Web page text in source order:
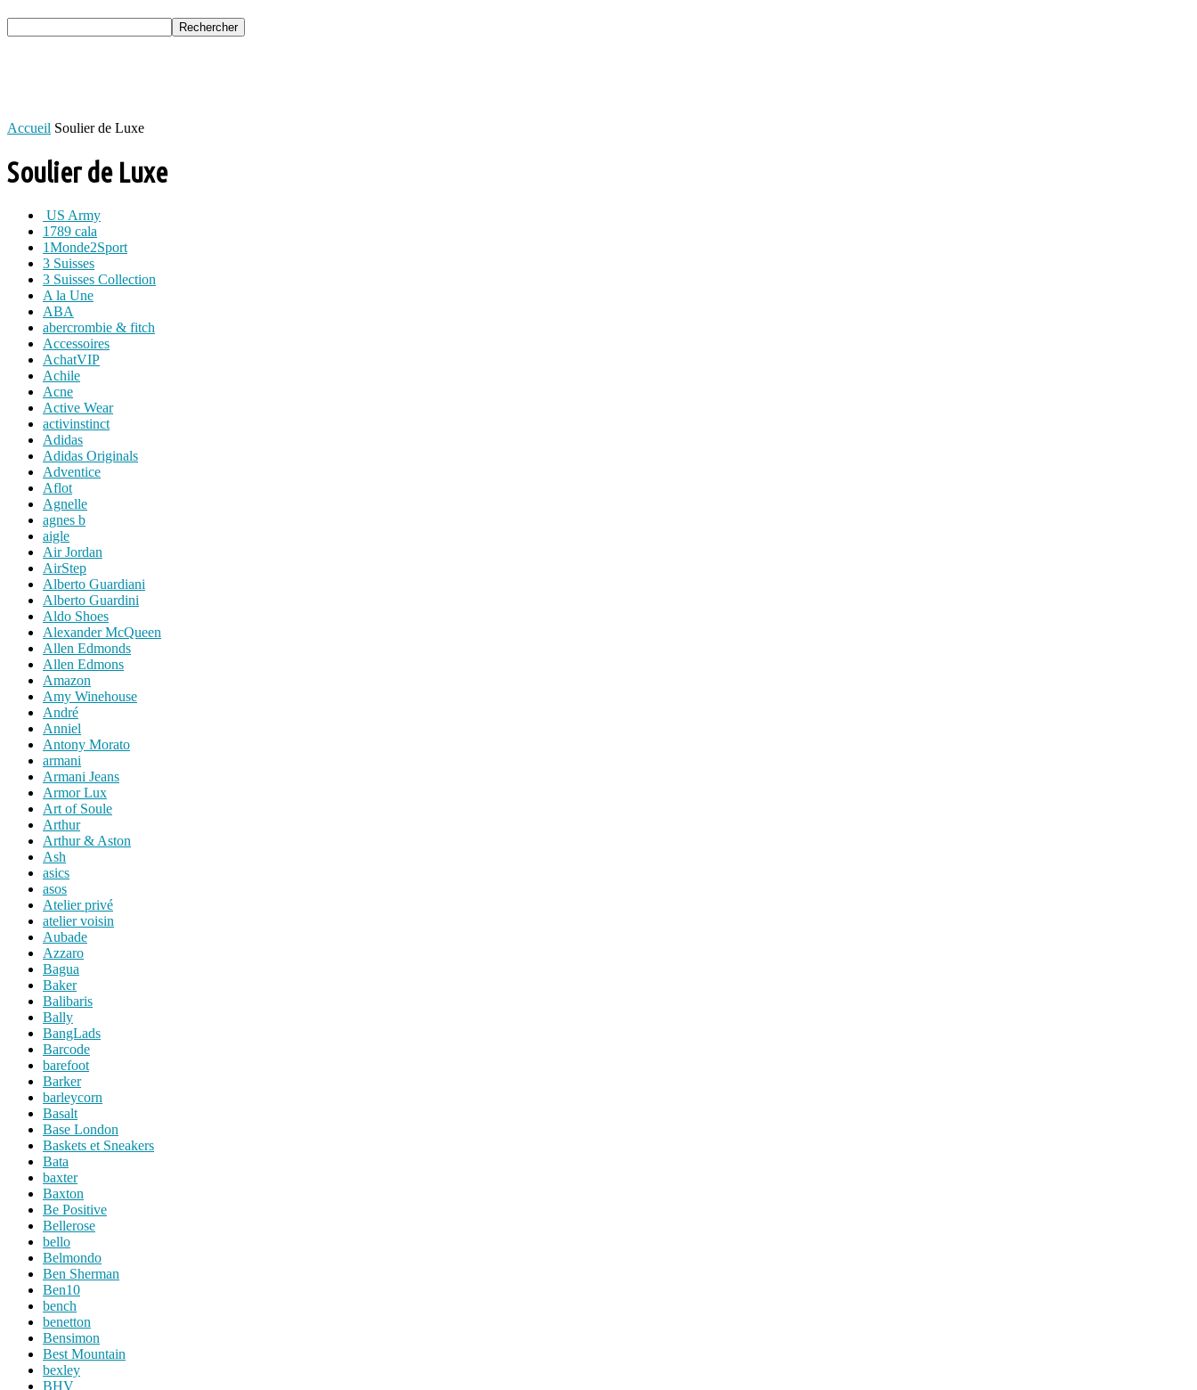
Accueil Soulier de Luxe
Soulier de Luxe
US Army
1789 cala
1Monde2Sport
3 Suisses
3 Suisses Collection
A la Une
ABA
abercrombie & fitch
Accessoires
AchatVIP
Achile
Acne
Active Wear
activinstinct
Adidas
Adidas Originals
Adventice
Aflot
Agnelle
agnes b
aigle
Air Jordan
AirStep
Alberto Guardiani
Alberto Guardini
Aldo Shoes
Alexander McQueen
Allen Edmonds
Allen Edmons
Amazon
Amy Winehouse
André
Anniel
Antony Morato
armani
Armani Jeans
Armor Lux
Art of Soule
Arthur
Arthur & Aston
Ash
asics
asos
Atelier privé
atelier voisin
Aubade
Azzaro
Bagua
Baker
Balibaris
Bally
BangLads
Barcode
barefoot
Barker
barleycorn
Basalt
Base London
Baskets et Sneakers
Bata
baxter
Baxton
Be Positive
Bellerose
bello
Belmondo
Ben Sherman
Ben10
bench
benetton
Bensimon
Best Mountain
bexley
BHV